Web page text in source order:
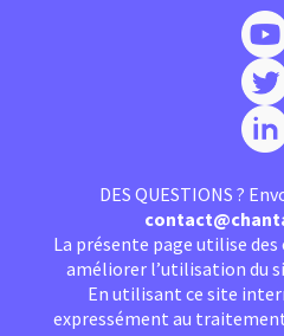
DES QUESTIONS ?
La présente page utilise
améliorer l’utilisation du
En utilisant ce site
expressément au